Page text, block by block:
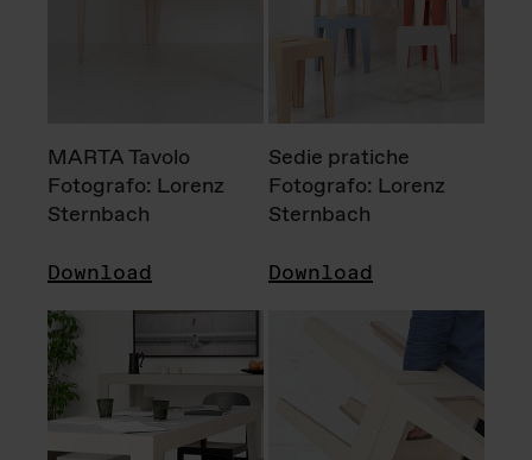
MARTA Tavolo
Fotografo: Lorenz
Sternbach
Download
Sedie pratiche
Fotografo: Lorenz
Sternbach
Download